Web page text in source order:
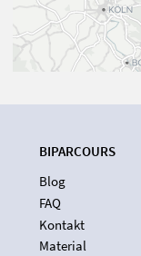
BIPARCOURS
Blog
FAQ
Kontakt
Material